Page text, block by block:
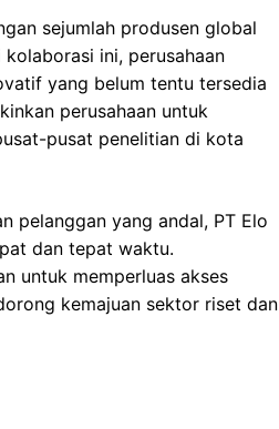
sejumlah produsen global
ini, perusahaan
yang belum tentu tersedia
perusahaan untuk
pusat penelitian di kota
pelanggan yang andal, PT Elo
dan tepat waktu.
untuk memperluas akses
kemajuan sektor riset dan